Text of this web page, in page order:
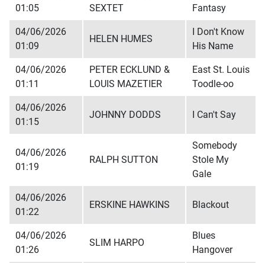
01:05
SEXTET
Fantasy
04/06/2026
01:09
HELEN HUMES
I Don't Know
His Name
04/06/2026
01:11
PETER ECKLUND &
LOUIS MAZETIER
East St. Louis
Toodle-oo
04/06/2026
01:15
JOHNNY DODDS I Can't Say
04/06/2026
01:19
RALPH SUTTON
Somebody
Stole My
Gale
04/06/2026
01:22
ERSKINE HAWKINS Blackout
04/06/2026
01:26
SLIM HARPO
Blues
Hangover